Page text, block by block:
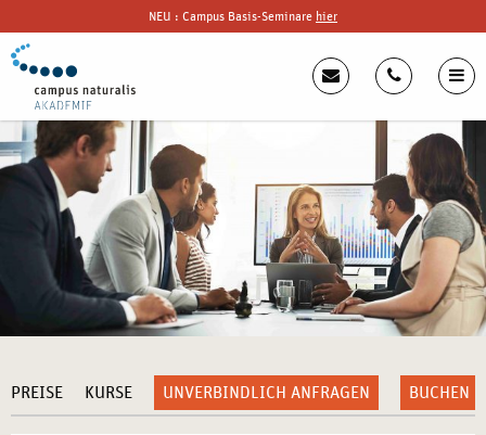
NEU : Campus Basis-Seminare hier
PREISE KURSE UNVERBINDLICH ANFRAGEN BUCHEN